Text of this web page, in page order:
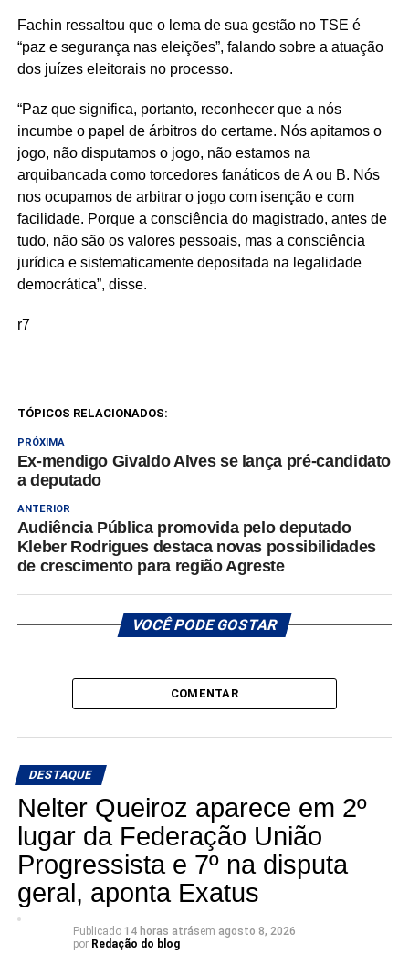
Fachin ressaltou que o lema de sua gestão no TSE é
“paz e segurança nas eleições”, falando sobre a atuação
dos juízes eleitorais no processo.
“Paz que significa, portanto, reconhecer que a nós
incumbe o papel de árbitros do certame. Nós apitamos o
jogo, não disputamos o jogo, não estamos na
arquibancada como torcedores fanáticos de A ou B. Nós
nos ocupamos de arbitrar o jogo com isenção e com
facilidade. Porque a consciência do magistrado, antes de
tudo, não são os valores pessoais, mas a consciência
jurídica e sistematicamente depositada na legalidade
democrática”, disse.
r7
TÓPICOS RELACIONADOS:
PRÓXIMA
Ex-mendigo Givaldo Alves se lança pré-candidato
a deputado
ANTERIOR
Audiência Pública promovida pelo deputado
Kleber Rodrigues destaca novas possibilidades
de crescimento para região Agreste
VOCÊ PODE GOSTAR
COMENTAR
DESTAQUE
Nelter Queiroz aparece em 2º
lugar da Federação União
Progressista e 7º na disputa
geral, aponta Exatus
Publicado 14 horas atrásem agosto 8, 2026
por Redação do blog